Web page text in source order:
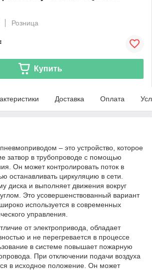
Розница
Купить
Доставка Оплата
– это устройство, которое
затвор в трубопроводе с помощью
Он может контролировать поток в
останавливать циркуляцию в сети.
диска и выполняет движения вокруг
Это усовершенствованный вариант
используется в современных
управления.
от электропривода, обладает
и не перегревается в процессе
в системе повышает пожарную
При отключении подачи воздуха
в исходное положение. Он может